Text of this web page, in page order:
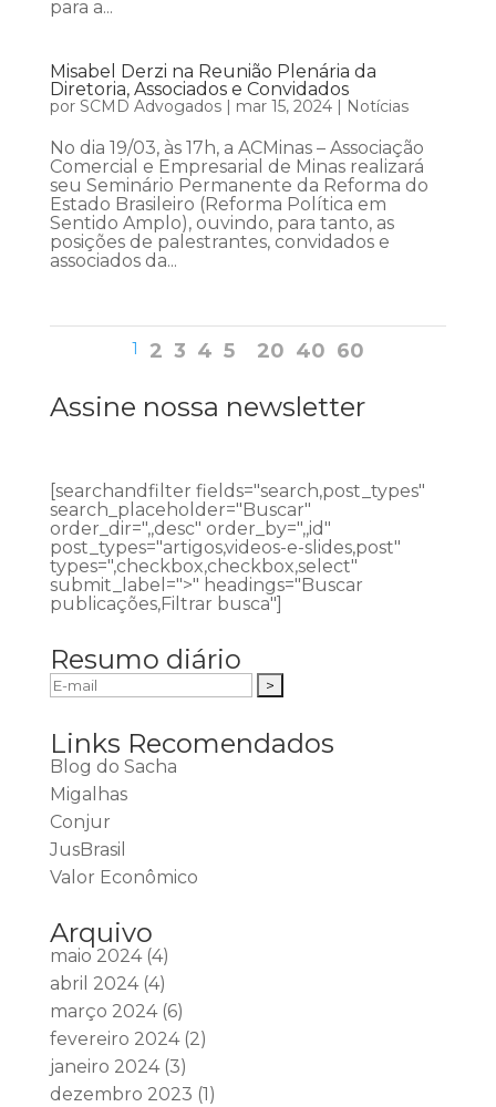
para a...
Misabel Derzi na Reunião Plenária da
Diretoria, Associados e Convidados
por SCMD Advogados| mar 15, 2024| Notícias
No dia 19/03, às 17h, a ACMinas – Associação
Comercial e Empresarial de Minas realizará
seu Seminário Permanente da Reforma do
Estado Brasileiro (Reforma Política em
Sentido Amplo), ouvindo, para tanto, as
posições de palestrantes, convidados e
associados da...
1 2 3 4 5 20 40 60
Assine nossa newsletter
[searchandfilter fields="search,post_types"
search_placeholder="Buscar"
order_dir=",,desc" order_by=",,id"
post_types="artigos,videos-e-slides,post"
types=",checkbox,checkbox,select"
submit_label=">" headings="Buscar
publicações,Filtrar busca"]
Resumo diário
Links Recomendados
Blog do Sacha
Migalhas
Conjur
JusBrasil
Valor Econômico
Arquivo
maio 2024(4)
abril 2024(4)
março 2024(6)
fevereiro 2024(2)
janeiro 2024(3)
dezembro 2023 (1)